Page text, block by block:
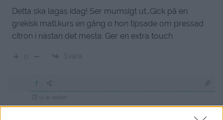
Detta ska lagas idag! Ser mumsigt ut…Gick på en
grekisk matl.kurs en gång o hon tipsade om pressad
citron i nästan det mesta. Ger en extra touch
Svara
f
11 år sedan